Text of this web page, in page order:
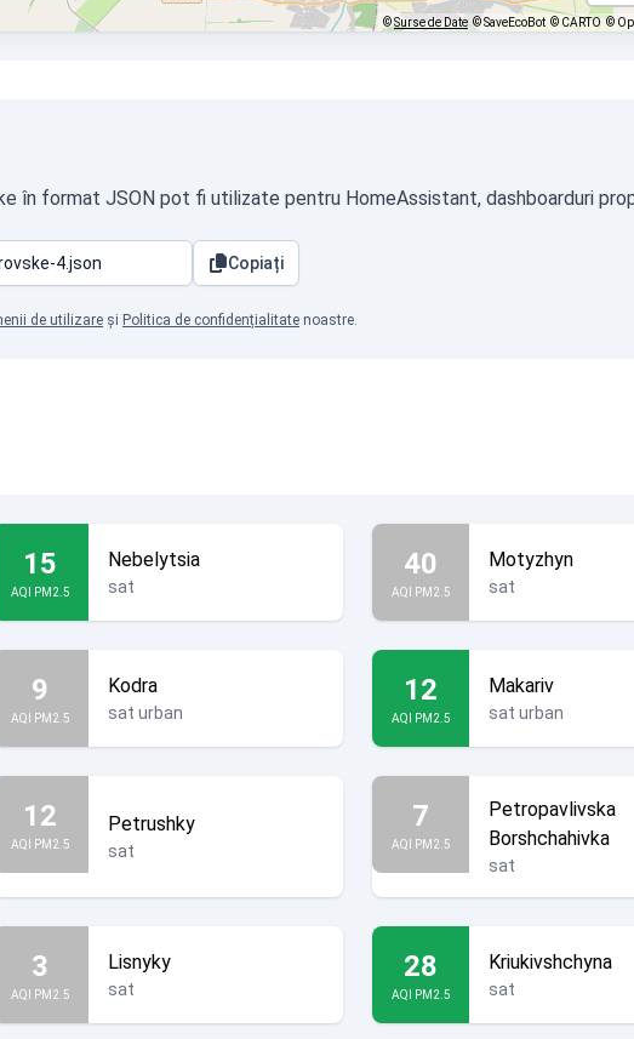
©Surse de Date © SaveEcoBot © CARTO ©
în format JSON pot fi utilizate pentru HomeAssistant, dashboarduri
Copiați
de utilizare și Politica de confidențialitate noastre.
15
AQI PM2.5
Nebelytsia
sat
40
AQI PM2.5
Motyzhyn
sat
9
AQI PM2.5
Kodra
sat urban
12
AQI PM2.5
Makariv
sat urban
12
AQI PM2.5
Petrushky
sat
7
AQI PM2.5
Petropavlivska
Borshchahivka
sat
3
AQI PM2.5
Lisnyky
sat
28
AQI PM2.5
Kriukivshchyna
sat